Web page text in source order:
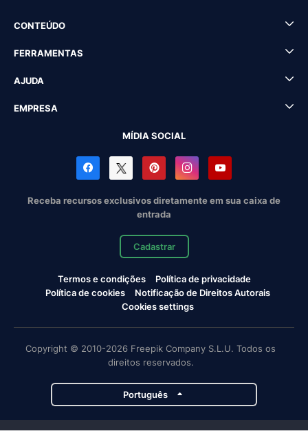
CONTEÚDO
FERRAMENTAS
AJUDA
EMPRESA
MÍDIA SOCIAL
Receba recursos exclusivos diretamente em sua caixa de
entrada
Cadastrar
Termos e condições
Política de privacidade
Política de cookies
Notificação de Direitos Autorais
Cookies settings
Copyright © 2010-2026 Freepik Company S.L.U. Todos os
direitos reservados.
Português